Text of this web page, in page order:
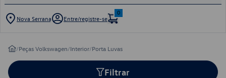
Nova Serrana Entre/registre-se
0
/Peças Volkswagen/Interior/Porta Luvas
Filtrar